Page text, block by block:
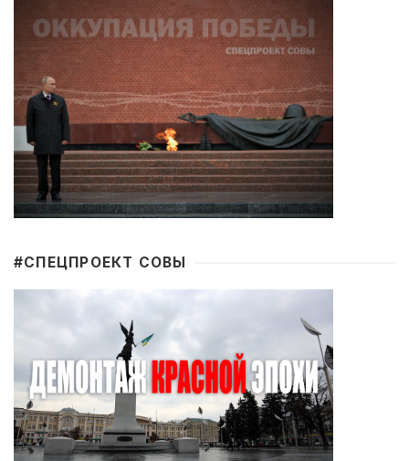
#CПЕЦПРОЕКТ СОВЫ